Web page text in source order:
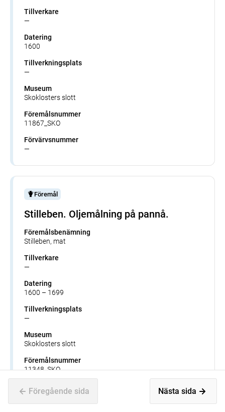
Tillverkare
—
Datering
1600
Tillverkningsplats
—
Museum
Skoklosters slott
Föremålsnummer
11867_SKO
Förvärvsnummer
—
Föremål
Stilleben. Oljemålning på pannå.
Föremålsbenämning
Stilleben, mat
Tillverkare
—
Datering
1600 – 1699
Tillverkningsplats
—
Museum
Skoklosters slott
Föremålsnummer
11348_SKO
Förvärvsnummer
—Föregående sida Nästa sida